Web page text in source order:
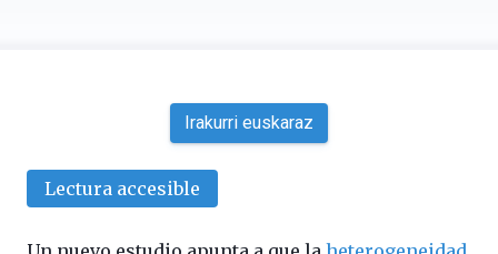
Irakurri euskaraz
Lectura accesible